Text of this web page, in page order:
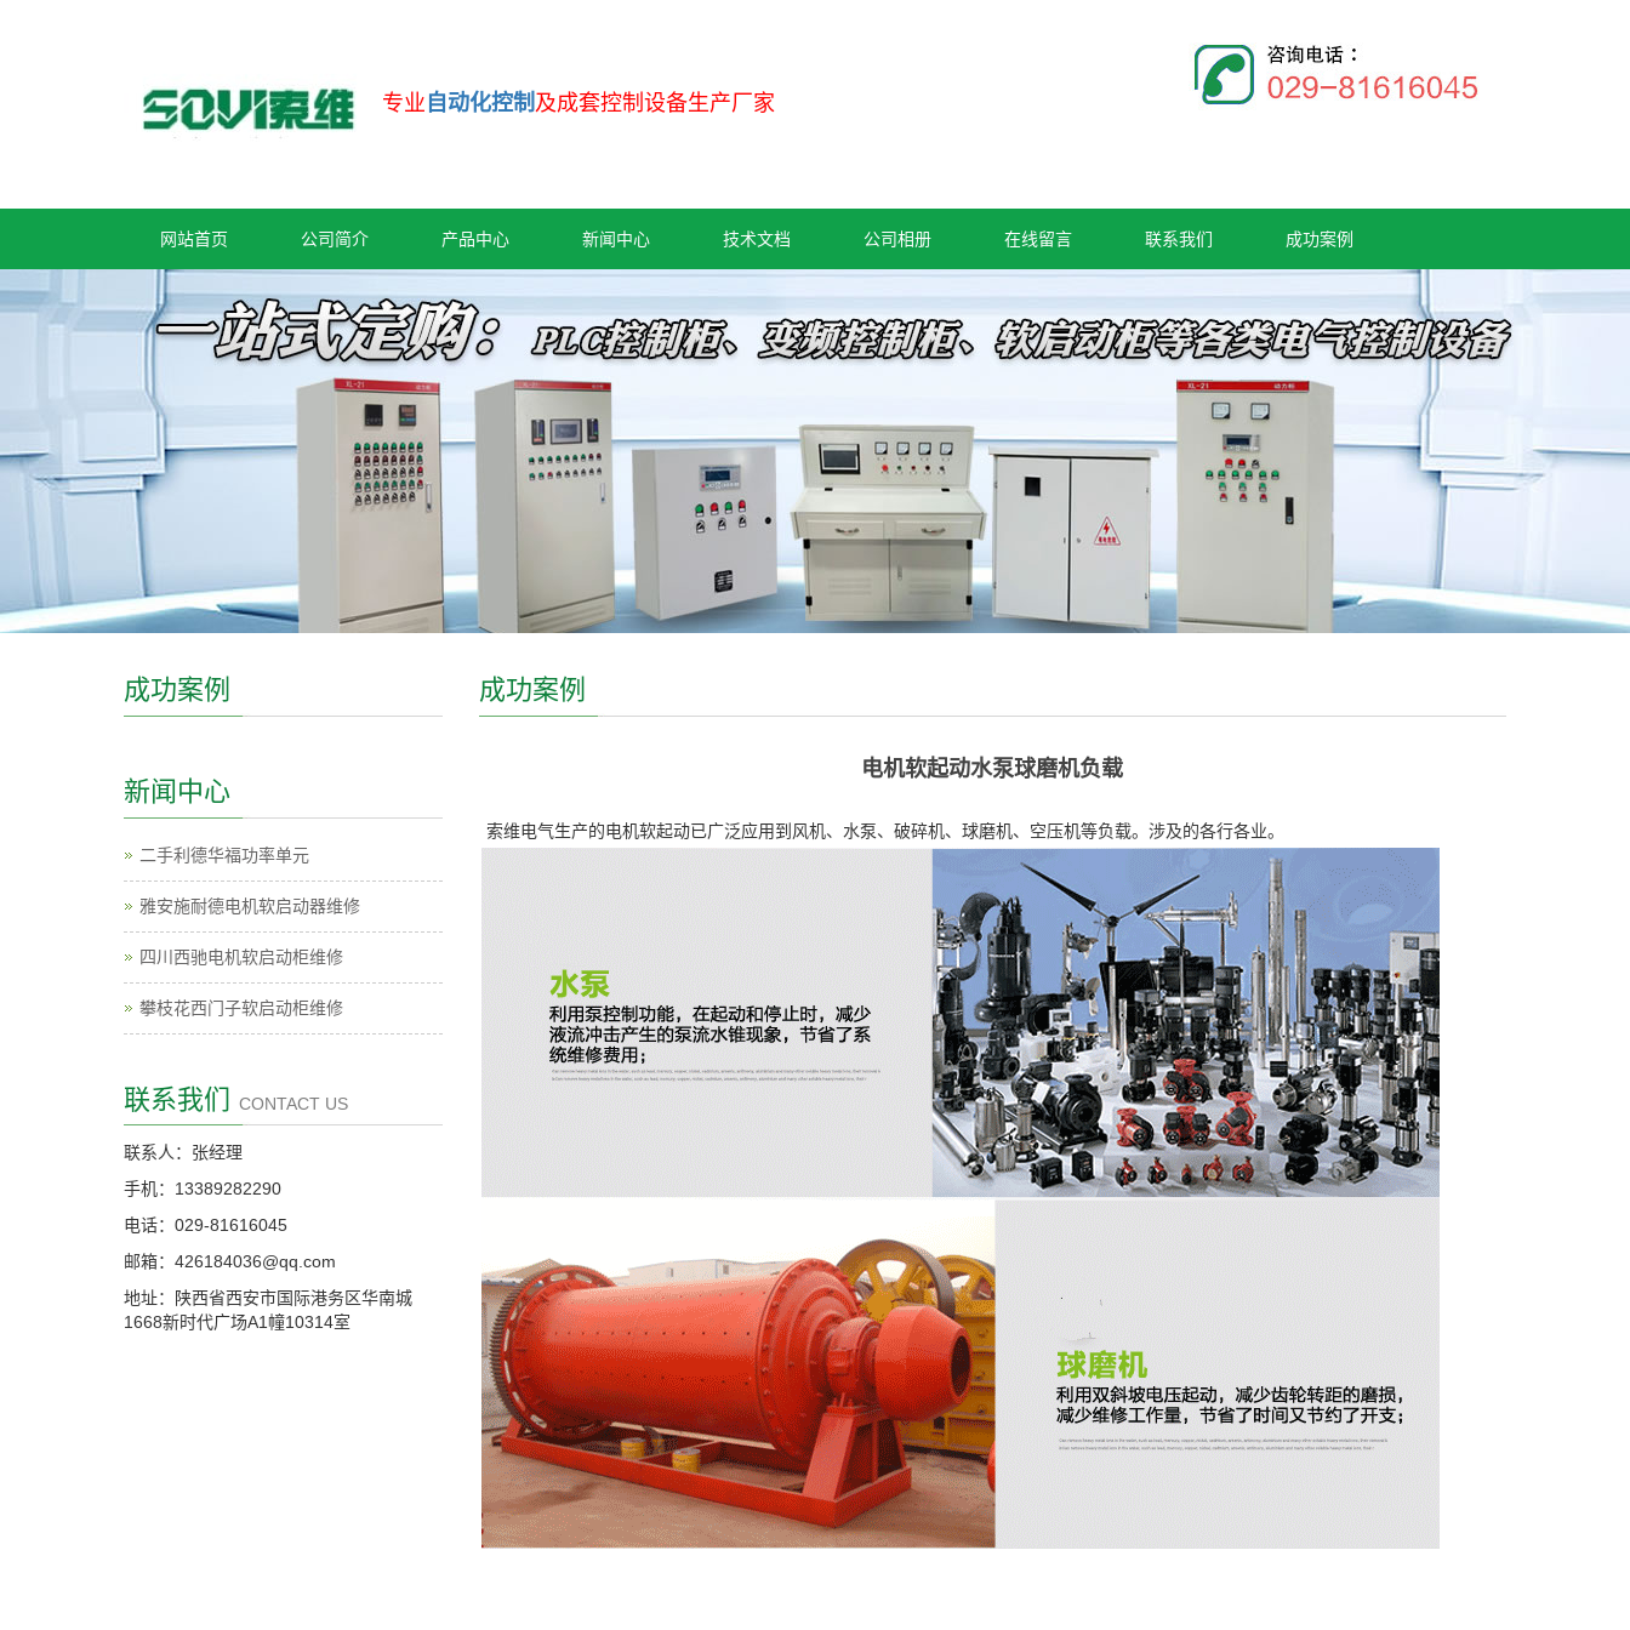
专业 自动化控制 及成套控制设备生产厂家
网站首页 公司简介 产品中心 新闻中心 技术文档 公司相册 在线留言 联系我们 成功案例
成功案例
电机软起动水泵球磨机负载
索维电气生产的电机软起动已广泛应用到风机、水泵、破碎机、球磨机、空压机等负载。涉及的各行各业。
成功案例
新闻中心
二手利德华福功率单元
雅安施耐德电机软启动器维修
四川西驰电机软启动柜维修
攀枝花西门子软启动柜维修
联系我们 CONTACT US
联系人：张经理
手机：13389282290
电话：029-81616045
邮箱：426184036@qq.com
地址：陕西省西安市国际港务区华南城
1668新时代广场A1幢10314室